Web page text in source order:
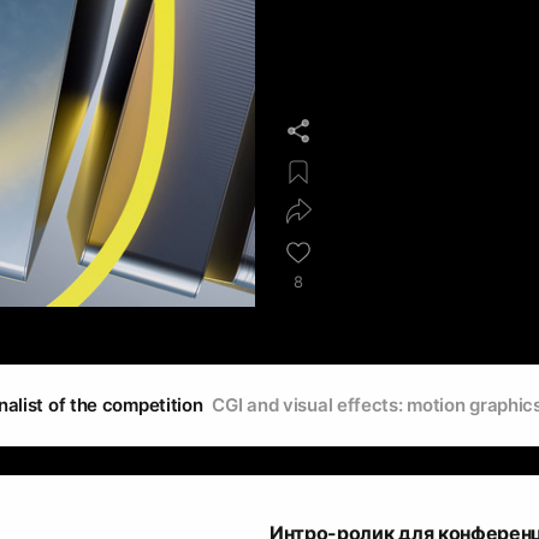
8
of the competition CGI and visual effects: motion
Интро-ролик для